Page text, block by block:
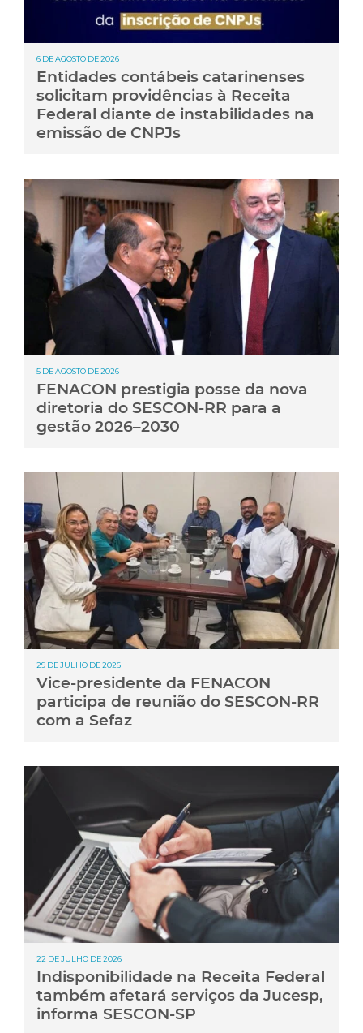
6 DE AGOSTO DE 2026
Entidades contábeis catarinenses
solicitam providências à Receita
Federal diante de instabilidades na
emissão de CNPJs
5 DE AGOSTO DE 2026
FENACON prestigia posse da nova
diretoria do SESCON-RR para a
gestão 2026–2030
29 DE JULHO DE 2026
Vice-presidente da FENACON
participa de reunião do SESCON-RR
com a Sefaz
22 DE JULHO DE 2026
Indisponibilidade na Receita Federal
também afetará serviços da Jucesp,
informa SESCON-SP